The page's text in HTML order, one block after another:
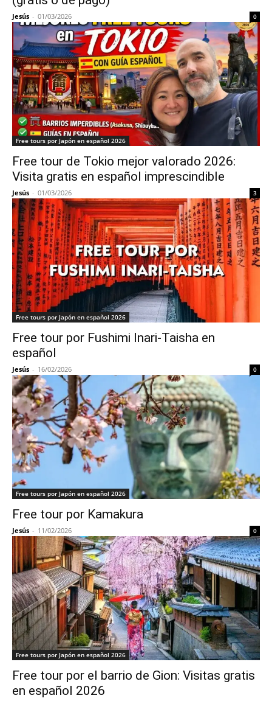
Jesús - 01/03/2026 0
Free tours por Japón en español 2026
Free tour de Tokio mejor valorado 2026:
Visita gratis en español imprescindible
Jesús - 01/03/2026 3
Free tours por Japón en español 2026
Free tour por Fushimi Inari-Taisha en
español
Jesús - 16/02/2026 0
Free tours por Japón en español 2026
Free tour por Kamakura
Jesús - 11/02/2026 0
Free tours por Japón en español 2026
Free tour por el barrio de Gion: Visitas gratis
en español 2026